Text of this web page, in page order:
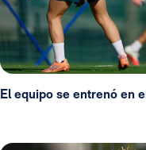
El equipo se entrenó en